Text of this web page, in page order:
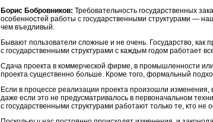
Борис Бобровников: Требовательность государственных
особенностей работы с государственными структурами —
чем въедливый.
Бывают пользователи сложные и не очень. Государство,
с государственными структурами с каждым годом работает
Сдача проекта в коммерческой фирме, в промышленности или
проекта существенно больше. Кроме того, формальный
Если в процессе реализации проекта произошли изменения,
даже если это не предусматривалось в первоначальном
с государственными структурами работают только те, кто не